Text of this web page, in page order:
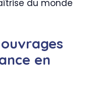
du monde
en